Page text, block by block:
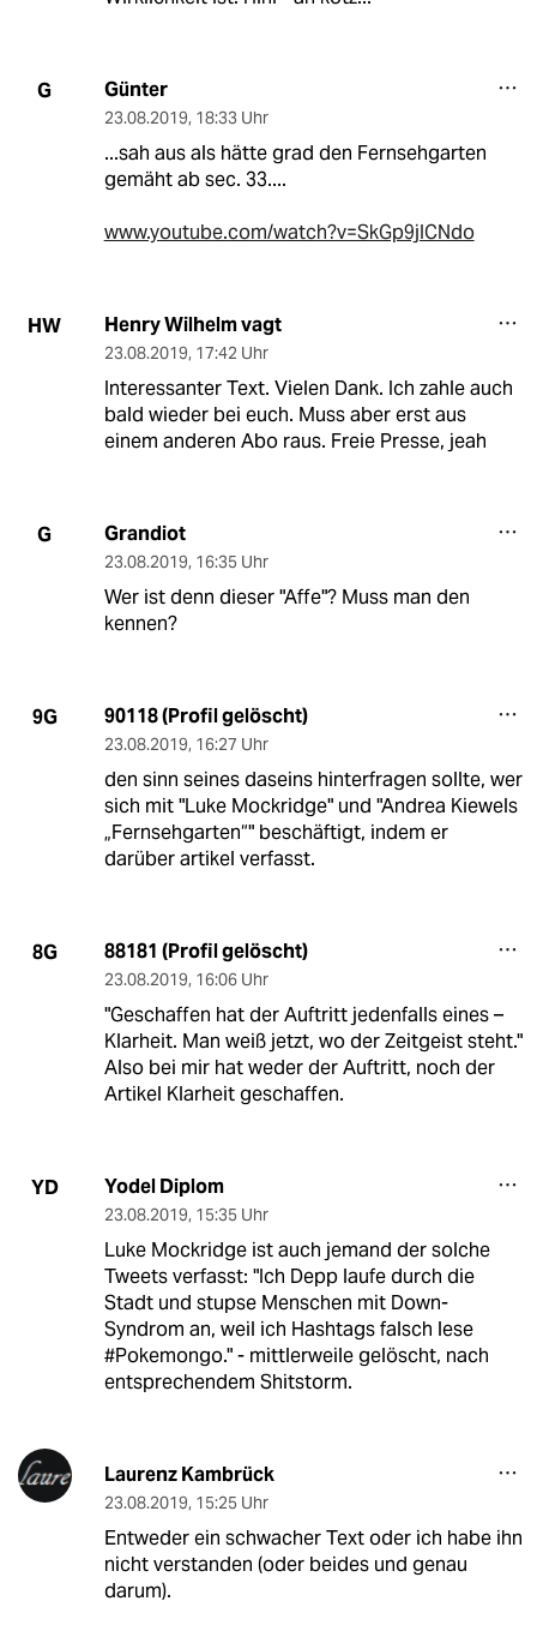
G Günter
23.08.2019, 18:33 Uhr
...sah aus als hätte grad den Fernsehgarten
gemäht ab sec. 33....
www.youtube.com/watch?v=SkGp9jICNdo
HW Henry Wilhelm vagt
23.08.2019, 17:42 Uhr
Interessanter Text. Vielen Dank. Ich zahle auch
bald wieder bei euch. Muss aber erst aus
einem anderen Abo raus. Freie Presse, jeah
G Grandiot
23.08.2019, 16:35 Uhr
Wer ist denn dieser "Affe"? Muss man den
kennen?
9G 90118 (Profil gelöscht)
23.08.2019, 16:27 Uhr
den sinn seines daseins hinterfragen sollte, wer
sich mit "Luke Mockridge" und "Andrea Kiewels
„Fernsehgarten“" beschäftigt, indem er
darüber artikel verfasst.
8G 88181 (Profil gelöscht)
23.08.2019, 16:06 Uhr
"Geschaffen hat der Auftritt jedenfalls eines –
Klarheit. Man weiß jetzt, wo der Zeitgeist steht."
Also bei mir hat weder der Auftritt, noch der
Artikel Klarheit geschaffen.
YD Yodel Diplom
23.08.2019, 15:35 Uhr
Luke Mockridge ist auch jemand der solche
Tweets verfasst: "Ich Depp laufe durch die
Stadt und stupse Menschen mit Down-
Syndrom an, weil ich Hashtags falsch lese
#Pokemongo." - mittlerweile gelöscht, nach
entsprechendem Shitstorm.
Laurenz Kambrück
23.08.2019, 15:25 Uhr
Entweder ein schwacher Text oder ich habe ihn
nicht verstanden (oder beides und genau
darum).